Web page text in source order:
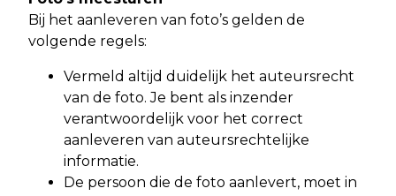
Bij het aanleveren van foto’s gelden de
volgende regels:
Vermeld altijd duidelijk het auteursrecht
van de foto. Je bent als inzender
verantwoordelijk voor het correct
aanleveren van auteursrechtelijke
informatie.
De persoon die de foto aanlevert, moet in